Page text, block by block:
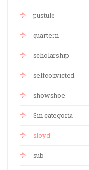
pustule
quartern
scholarship
selfconvicted
showshoe
Sin categoría
sloyd
sub